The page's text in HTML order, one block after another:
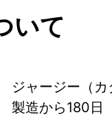
いて
ジャージー（
製造から180日